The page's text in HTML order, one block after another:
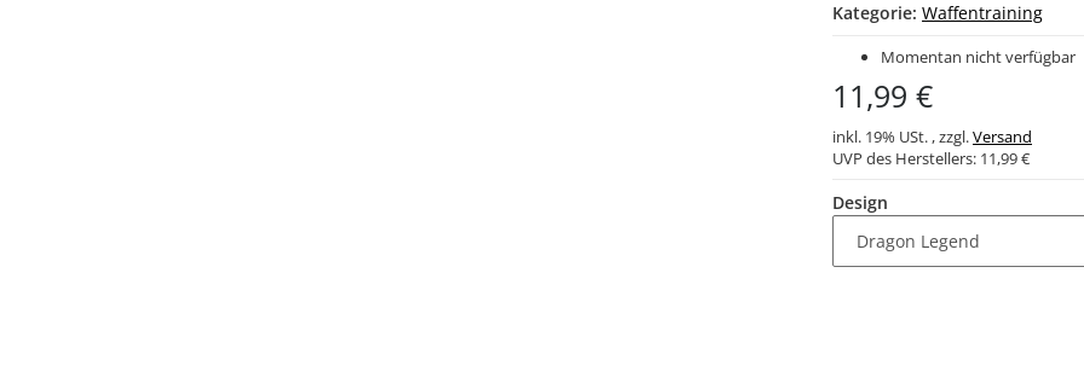
Kategorie: Waffentraining
Momentan nicht verfügbar
11,99 €
inkl. 19% USt. , zzgl.Versand
UVP des Herstellers: 11,99 €
Design